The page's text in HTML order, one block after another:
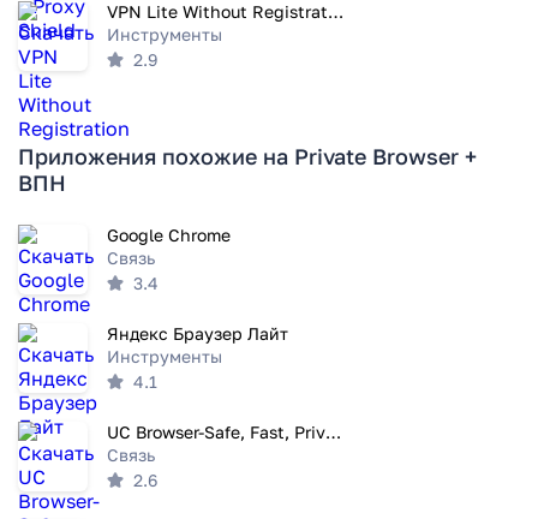
VPN Lite Without Registration
Инструменты
2.9
Приложения похожие на Private Browser +
ВПН
Google Chrome
Связь
3.4
Яндекс Браузер Лайт
Инструменты
4.1
UC Browser-Safe, Fast, Private
Связь
2.6